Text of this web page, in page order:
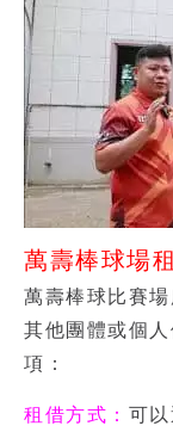
萬壽棒球場
萬壽棒球比賽
其他團體或個
項：
租借方式： 可